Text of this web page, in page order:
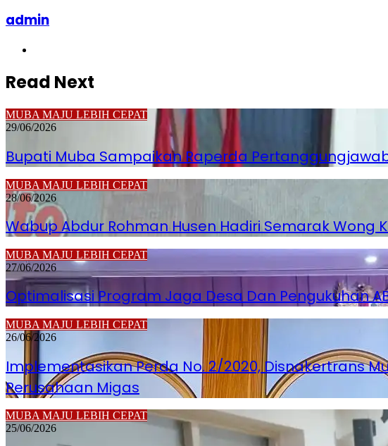
admin
Read Next
MUBA MAJU LEBIH CEPAT
29/06/2026
Bupati Muba Sampaikan Raperda
MUBA MAJU LEBIH CEPAT
28/06/2026
Wabup Abdur Rohman Husen Hadiri Semarak Wong
MUBA MAJU LEBIH CEPAT
27/06/2026
Optimalisasi Program Jaga Desa Dan Pengukuhan
MUBA MAJU LEBIH CEPAT
26/06/2026
Implementasikan Perda No. 2/2020, Disnakertrans
Perusahaan Migas
MUBA MAJU LEBIH CEPAT
25/06/2026